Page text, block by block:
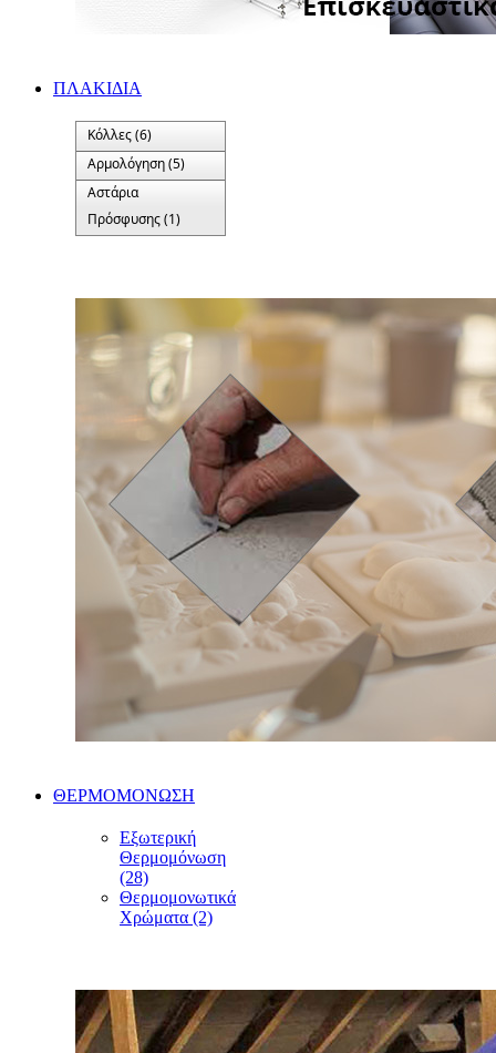
ΠΛΑΚΙΔΙA
Κόλλες (6)
Αρμολόγηση (5)
Αστάρια
Πρόσφυσης (1)
ΘΕΡΜΟΜΟΝΩΣΗ
Εξωτερική
Θερμομόνωση
(28)
Θερμομονωτικά
Χρώματα (2)